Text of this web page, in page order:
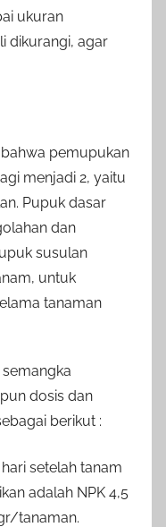
ukuran
dikurangi, agar
pemupukan
menjadi 2, yaitu
Pupuk dasar
dan
susulan
untuk
tanaman
dosis dan
berikut :
setelah tanam
adalah NPK 4,5
tanaman.